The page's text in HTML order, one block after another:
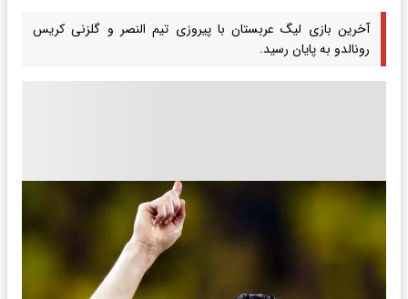
آخرین بازی لیگ عربستان با پیروزی تیم النصر و گلزنی کریس
رونالدو به پایان رسید.